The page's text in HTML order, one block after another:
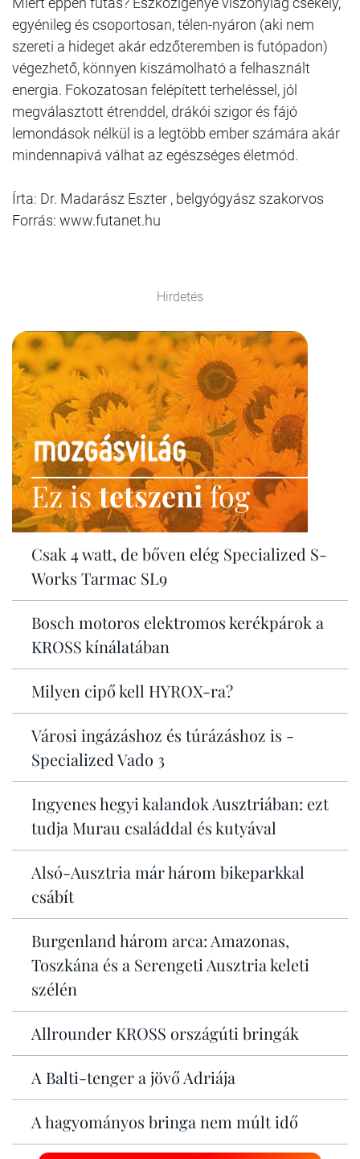
egyénileg és csoportosan, télen-nyáron (aki nem
szereti a hideget akár edzőteremben is futópadon)
végezhető, könnyen kiszámolható a felhasznált
energia. Fokozatosan felépített terheléssel, jól
megválasztott étrenddel, drákói szigor és fájó
lemondások nélkül is a legtöbb ember számára akár
mindennapivá válhat az egészséges életmód.
Írta: Dr. Madarász Eszter , belgyógyász szakorvos
Forrás: www.futanet.hu
Hirdetés
Ez istetszenifog
Csak 4 watt, de bőven elég Specialized S-
Works Tarmac SL9
Bosch motoros elektromos kerékpárok a
KROSS kínálatában
Milyen cipő kell HYROX-ra?
Városi ingázáshoz és túrázáshoz is -
Specialized Vado 3
Ingyenes hegyi kalandok Ausztriában: ezt
tudja Murau családdal és kutyával
Alsó-Ausztria már három bikeparkkal
csábít
Burgenland három arca: Amazonas,
Toszkána és a Serengeti Ausztria keleti
szélén
Allrounder KROSS országúti bringák
A Balti-tenger a jövő Adriája
A hagyományos bringa nem múlt idő